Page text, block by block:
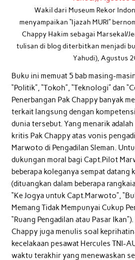
Wakil dari Museum Rekor
menyampaikan “Ijazah MURI”
Chappy Hakim sebagai Marsekal/
tulisan di blog diterbitkan menjadi
Yahudi), Agustus
Buku ini memuat 5 bab masing-
“Politik”, “Tokoh”, “Teknologi” dan
Penerbangan Pak Chappy banyak
terkait langsung dengan
dunia tersebut. Yang menarik
kritis Pak Chappy atas vonis
Marwoto di Pengadilan Sleman.
dukungan moral bagi Capt.Pilot
beberapa koleganya sempat datang
(dituangkan dalam beberapa
“Ke Jogya untuk Capt.Marwoto”,
Memang Tidak Mempunyai Cukup
“Ruang Pengadilan atau Pasar
Chappy juga menulis soal
kecelakaan pesawat Hercules TNI-
waktu terakhir yang menewaskan